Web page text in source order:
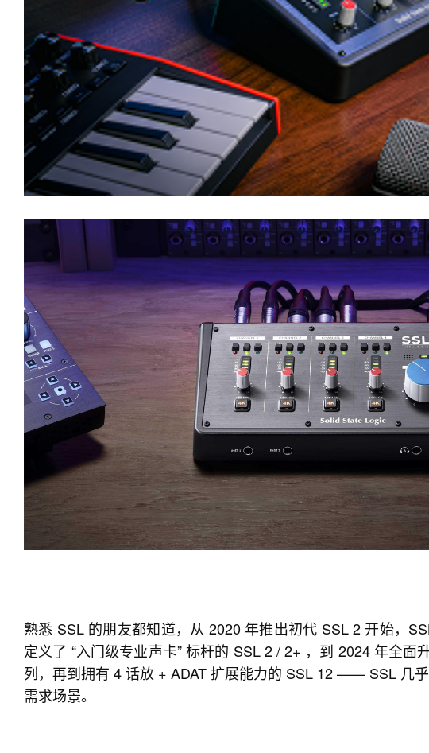
熟悉 SSL 的朋友都知道，从 2020 年推出初代 SSL 2 开始，
定义了 “入门级专业声卡” 标杆的 SSL 2 / 2+ ，到 2024 年全
列，再到拥有 4 话放 + ADAT 扩展能力的 SSL 12 —— SSL 几
需求场景。